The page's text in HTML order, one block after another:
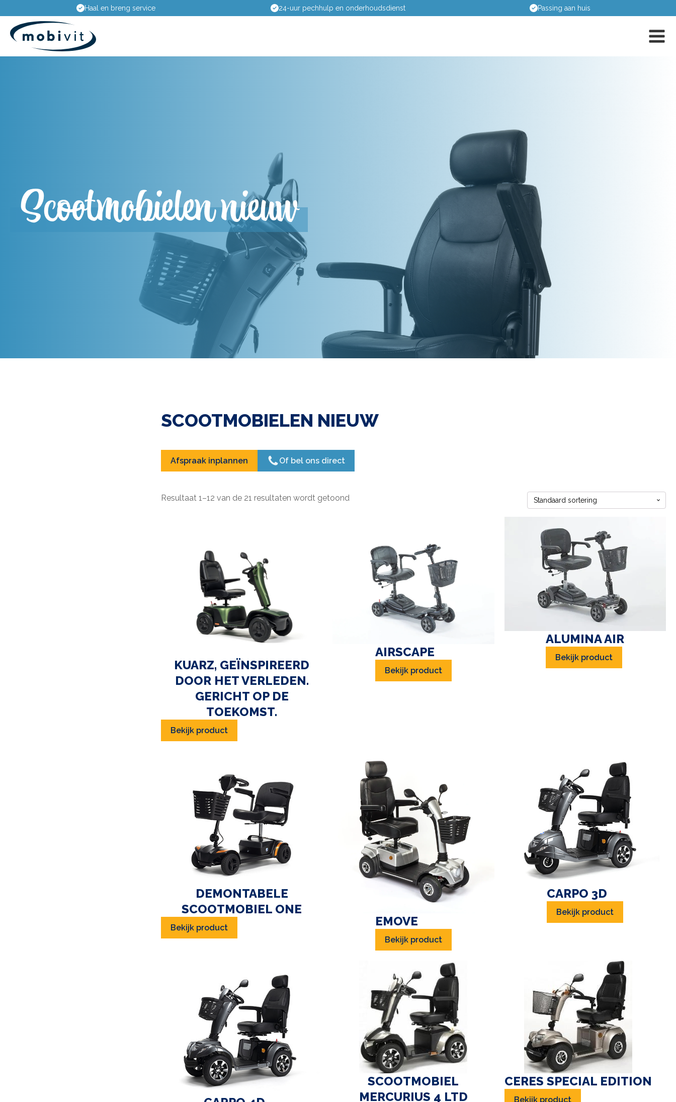
24-uur pechhulp en onderhoudsdienst Passing aan huis Deskundig en onafhankelijk advies
Scootmobielen nieuw
SCOOTMOBIELEN NIEUW
Afspraak inplannen Of bel ons direct
Resultaat 1–12 van de 21 resultaten wordt getoond
KUARZ, GEÏNSPIREERD
DOOR HET VERLEDEN.
GERICHT OP DE
TOEKOMST.
Bekijk product
AIRSCAPE
Bekijk product
ALUMINA AIR
Bekijk product
DEMONTABELE
SCOOTMOBIEL ONE
Bekijk product EMOVE
Bekijk product
CARPO 3D
Bekijk product
SCOOTMOBIEL
MERCURIUS 4 LTD
CERES SPECIAL EDITION
Bekijk product